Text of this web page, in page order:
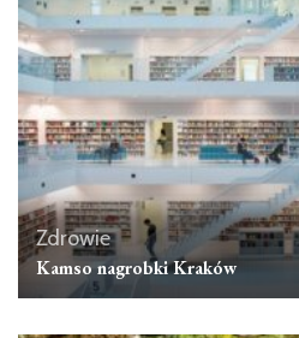
Zdrowie
Kamso nagrobki Kraków